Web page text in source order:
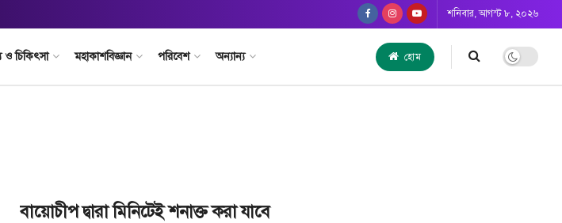
শনিবার, আগস্ট ৮, ২০২৬
ও চিকিৎসা মহাকাশবিজ্ঞান পরিবেশ অন্যান্য হোম
বায়োচীপ দ্বারা মিনিটেই শনাক্ত করা যাবে